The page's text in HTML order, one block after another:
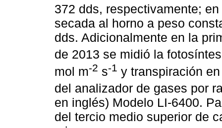
372 dds, respectivamente;
secada al horno a peso
dds. Adicionalmente en la
de 2013 se midió la
mol m-2 s-1 y transpiración
del analizador de gases por
en inglés) Modelo LI-6400.
del tercio medio superior de